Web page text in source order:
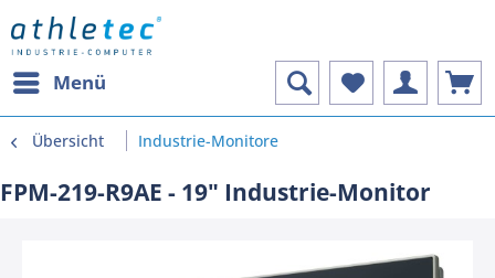
Menü
Übersicht Industrie-Monitore
FPM-219-R9AE - 19" Industrie-Monitor